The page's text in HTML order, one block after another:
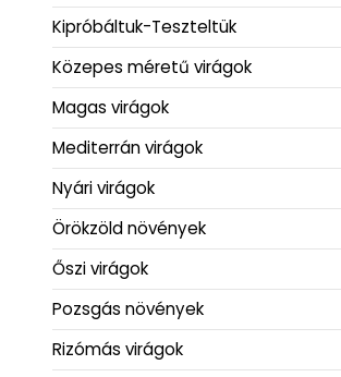
Kipróbáltuk-Teszteltük
Közepes méretű virágok
Magas virágok
Mediterrán virágok
Nyári virágok
Örökzöld növények
Őszi virágok
Pozsgás növények
Rizómás virágok